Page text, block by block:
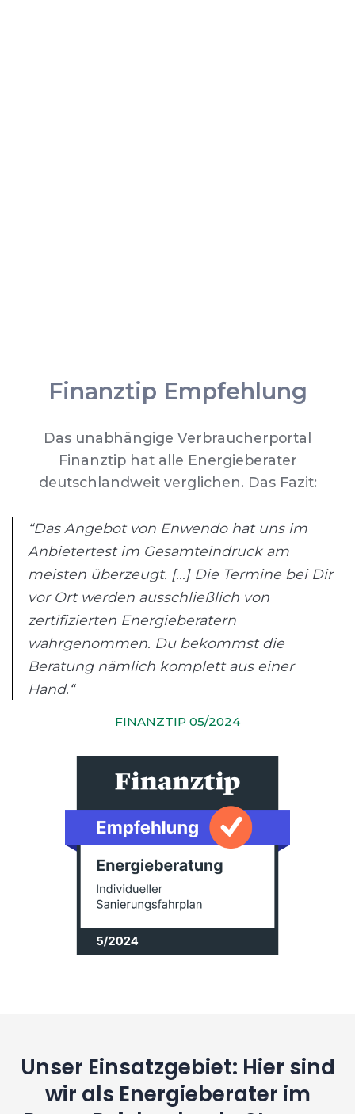
Finanztip Empfehlung
Das unabhängige Verbraucherportal
Finanztip hat alle Energieberater
deutschlandweit verglichen. Das Fazit:
“Das Angebot von Enwendo hat uns im
Anbietertest im Gesamteindruck am
meisten überzeugt. [...] Die Termine bei Dir
vor Ort werden ausschließlich von
zertifizierten Energieberatern
wahrgenommen. Du bekommst die
Beratung nämlich komplett aus einer
Hand.“
FINANZTIP 05/2024
Unser Einsatzgebiet: Hier sind
wir als Energieberater im